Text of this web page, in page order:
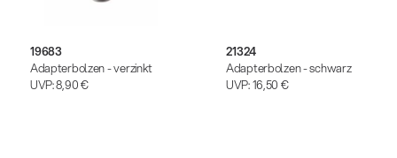
19683
Adapterbolzen - verzinkt
UVP:8,90 €
21324
Adapterbolzen - schwarz
UVP:16,50 €